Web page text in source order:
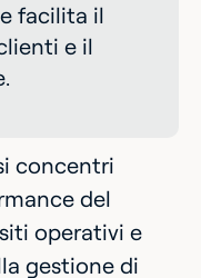
facilita il
e il
concentri
del
operativi e
gestione di